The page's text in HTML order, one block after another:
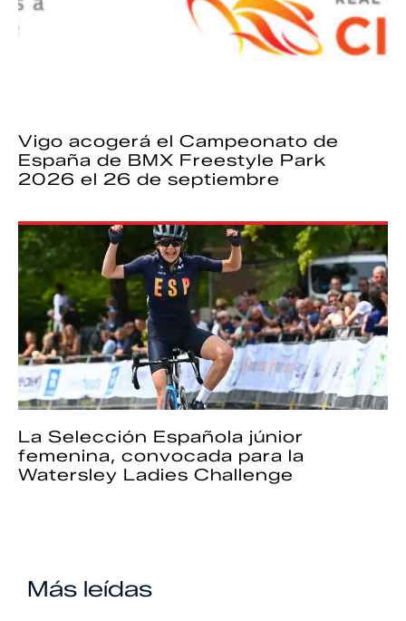
Vigo acogerá el Campeonato de
España de BMX Freestyle Park
2026 el 26 de septiembre
La Selección Española júnior
femenina, convocada para la
Watersley Ladies Challenge
Más leídas